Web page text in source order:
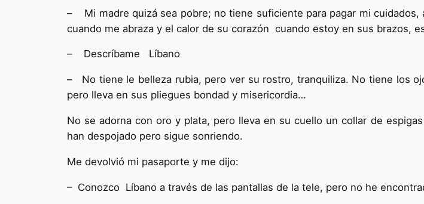
– Mi madre quizá sea pobre; no tiene suficiente para pagar mi
cuando me abraza y el calor de su corazón cuando estoy en sus brazos,
– Descríbame Líbano
– No tiene le belleza rubia, pero ver su rostro, tranquiliza. No tiene los
pero lleva en sus pliegues bondad y misericordia…
No se adorna con oro y plata, pero lleva en su cuello un collar de
han despojado pero sigue sonriendo.
Me devolvió mi pasaporte y me dijo:
– Conozco Líbano a través de las pantallas de la tele, pero no he